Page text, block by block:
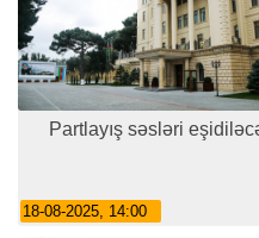
Partlayış səsləri
18-08-2025, 14:00